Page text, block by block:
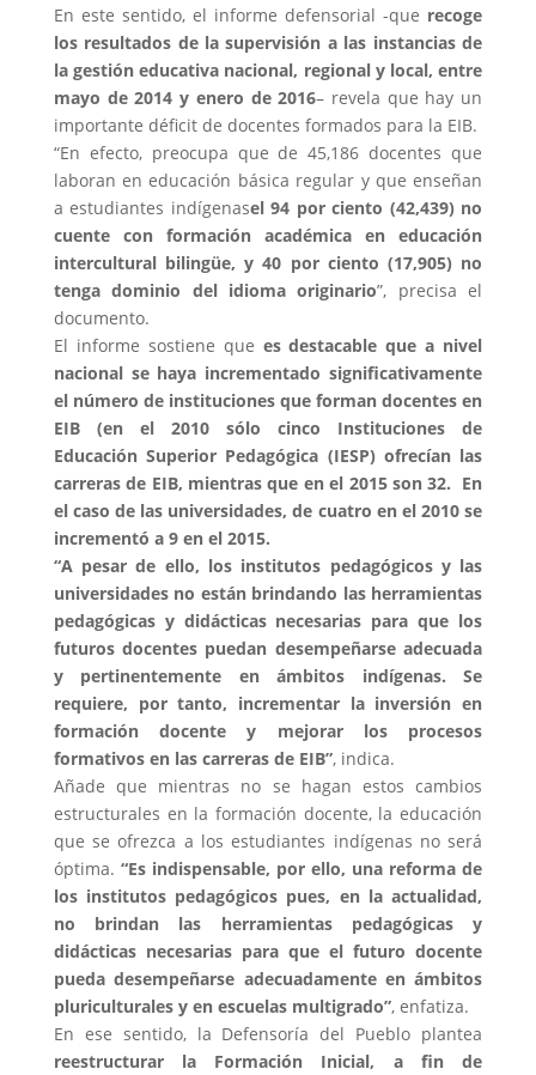
En este sentido, el informe defensorial -que recoge
los resultados de la supervisión a las instancias de
la gestión educativa nacional, regional y local, entre
mayo de 2014 y enero de 2016– revela que hay un
importante déficit de docentes formados para la EIB.
“En efecto, preocupa que de 45,186 docentes que
laboran en educación básica regular y que enseñan
a estudiantes indígenasel 94 por ciento (42,439) no
cuente con formación académica en educación
intercultural bilingüe, y 40 por ciento (17,905) no
tenga dominio del idioma originario”, precisa el
documento.
El informe sostiene que es destacable que a nivel
nacional se haya incrementado significativamente
el número de instituciones que forman docentes en
EIB (en el 2010 sólo cinco Instituciones de
Educación Superior Pedagógica (IESP) ofrecían las
carreras de EIB, mientras que en el 2015 son 32. En
el caso de las universidades, de cuatro en el 2010 se
incrementó a 9 en el 2015.
“A pesar de ello, los institutos pedagógicos y las
universidades no están brindando las herramientas
pedagógicas y didácticas necesarias para que los
futuros docentes puedan desempeñarse adecuada
y pertinentemente en ámbitos indígenas. Se
requiere, por tanto, incrementar la inversión en
formación docente y mejorar los procesos
formativos en las carreras de EIB”, indica.
Añade que mientras no se hagan estos cambios
estructurales en la formación docente, la educación
que se ofrezca a los estudiantes indígenas no será
óptima. “Es indispensable, por ello, una reforma de
los institutos pedagógicos pues, en la actualidad,
no brindan las herramientas pedagógicas y
didácticas necesarias para que el futuro docente
puedadesempeñarse adecuadamente en ámbitos
pluriculturales y en escuelas multigrado”, enfatiza.
En ese sentido, la Defensoría del Pueblo plantea
reestructurar la Formación Inicial, a fin de